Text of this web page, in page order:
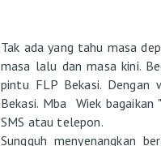
Tak ada yang tahu masa
masa lalu dan masa kini.
pintu FLP Bekasi. Dengan
Bekasi. Mba Wiek
SMS atau telepon.
Sungguh menyenangkan